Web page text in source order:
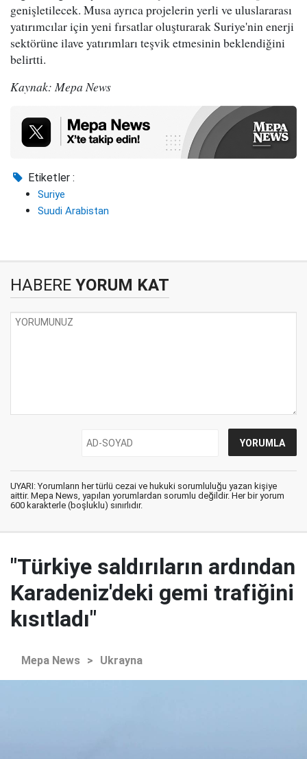
genişletilecek. Musa ayrıca projelerin yerli ve uluslararası
yatırımcılar için yeni fırsatlar oluşturarak Suriye'nin enerji
sektörüne ilave yatırımları teşvik etmesinin beklendiğini
belirtti.
Kaynak: Mepa News
Etiketler :
Suriye
Suudi Arabistan
HABERE YORUM KAT
UYARI: Yorumların her türlü cezai ve hukuki sorumluluğu yazan kişiye
aittir. Mepa News, yapılan yorumlardan sorumlu değildir. Her bir yorum
600 karakterle (boşluklu) sınırlıdır.
"Türkiye saldırıların ardından
Karadeniz'deki gemi trafiğini
kısıtladı"
Mepa News > Ukrayna